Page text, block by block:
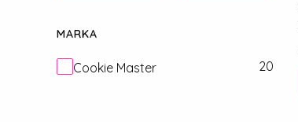
MARKA
Marka
Cookie Master 20